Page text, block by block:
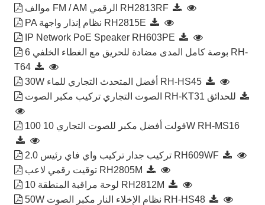
موالف FM / AM الرقمي RH2813RF
PA نظام إنذار واجهة RH2815E
IP Network PoE Speaker RH603PE
6 بوصة كامل المدى مضادة للحريق مع الغطاء الخلفي RH-
T64
30W أفضل المتحدث التجاري للماء RH-HS45
الصوت التجاري تركيب مكبر الصوت RH-KT31 للحدائق
100 فولت أفضل مكبر للصوت التجاري 10W RH-MS16
2.0 تركيب جدار تركيب واي فاي رئيس RH609WF
توقيت رقمي لاعب RH2805M
10 لوحة مراقبة المنطقة RH2812M
50W نظام الإخلاء النار مكبر الصوت RH-HS48